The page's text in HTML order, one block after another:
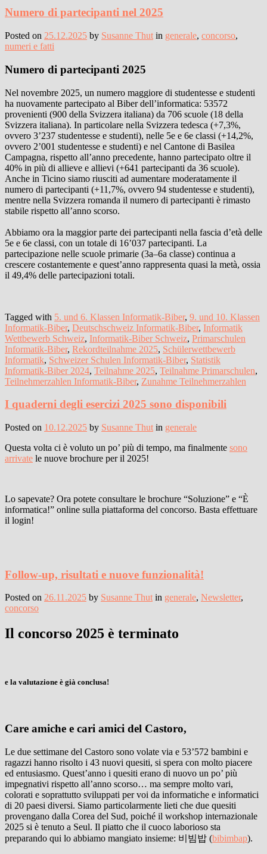
Numero di partecipanti nel 2025
Posted on 25.12.2025 by Susanne Thut in generale, concorso,
numeri e fatti
Numero di partecipanti 2025
Nel novembre 2025, un numero maggiore di studentesse e studenti
ha nuovamente partecipato al Biber dell’informatica: 53572
provenienti (900 della Svizzera italiana) da 706 scuole (18 della
Svizzera italiana). In particolare nella Svizzera tedesca (+7,3%,
ovvero 3’237 studentesse e studenti), nelle 5e e 6e classi (+14,2%,
ovvero 2’001 studentesse e studenti) e nel Cantone di Basilea
Campagna, rispetto all’anno precedente, hanno partecipato oltre il
40% in più di allieve e allievi (+641 partecipanti da 36 scuole).
Anche in Ticino siamo riusciti ad aumentare moderatamente il
numero di partecipanti (+11,7%, ovvero 94 studentesse e studenti),
mentre nella Svizzera romanda il numero di partecipanti è rimasto
stabile rispetto all’anno scorso.
Abbiamo ora la maggior parte dei partecipanti nella fascia d’età delle
5e e 6e classi, con un totale di 16’037 partecipanti. La
partecipazione nelle scuole primarie (3a–6a classe) continua a
crescere costantemente e quest’anno rappresenta quasi la metà, ossia
il 49,4% delle partecipazioni totali.
Tagged with 5. und 6. Klassen Informatik-Biber, 9. und 10. Klassen
Informatik-Biber, Deutschschweiz Informatik-Biber, Informatik
Wettbewerb Schweiz, Informatik-Biber Schweiz, Primarschulen
Informatik-Biber, Rekordteilnahme 2025, Schülerwettbewerb
Informatik, Schweizer Schulen Informatik-Biber, Statistik
Informatik-Biber 2024, Teilnahme 2025, Teilnahme Primarschulen,
Teilnehmerzahlen Informatik-Biber, Zunahme Teilnehmerzahlen
I quaderni degli esercizi 2025 sono disponibili
Posted on 10.12.2025 by Susanne Thut in generale
Questa volta ci è voluto un po’ più di tempo, ma finalmente sono
arrivate le nuove brochure per il 2025!
Lo sapevate? Ora potete consultare le brochure “Soluzione” e “È
informatica!” online sulla piattaforma del concorso. Basta effettuare
il login!
Follow-up, risultati e nuove funzionalità!
Posted on 26.11.2025 by Susanne Thut in generale, Newsletter,
concorso
Il concorso 2025 è terminato
e la valutazione è già conclusa!
Care amiche e cari amici del Castoro,
Le due settimane del Castoro sono volate via e 53’572 bambini e
ragazzi hanno risolto i 43 nuovi quesiti, si spera con molto piacere
ed entusiasmo. Quest’anno i quesiti erano di nuovo un po’ più
impegnativi rispetto all’anno scorso… ma sempre molto vari,
colorati e soprattutto sviluppati per voi da informatiche e informatici
di 20 paesi diversi. Siamo particolarmente lieti che due quesiti
provengano dalla Corea del Sud, poiché il workshop internazionale
2025 si è tenuto a Seul. Il piatto che il cuoco laborioso sta
preparando qui lo abbiamo mangiato insieme: 비빔밥 (bibimbap).